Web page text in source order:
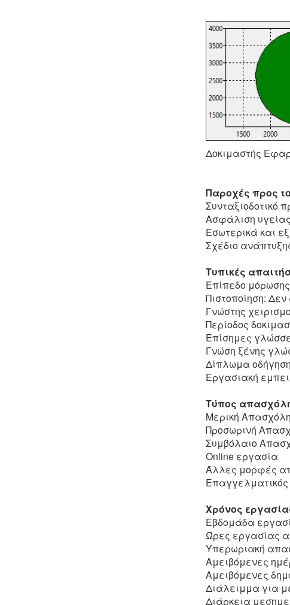
Δοκιμαστής
Παροχές προς
Συνταξιοδοτικό
Ασφάλιση
Εσωτερικά και
Σχέδιο
Τυπικές
Επίπεδο
Πιστοποίηση: Δεν
Γνώστης
Περίοδος
Επίσημες
Γνώση ξένης
Δίπλωμα
Εργασιακή
Τύπος
Μερική
Προσωρινή
Συμβόλαιο
Online εργασία
Άλλες μορφές
Χρόνος
Εβδομάδα
Ώρες εργασίας
Υπερωριακή
Αμειβόμενες
Αμειβόμενες
Διάλειμμα για
Διάρκεια